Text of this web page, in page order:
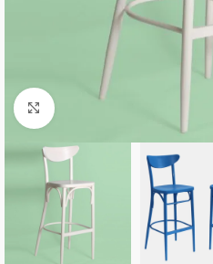
Click to enlarge